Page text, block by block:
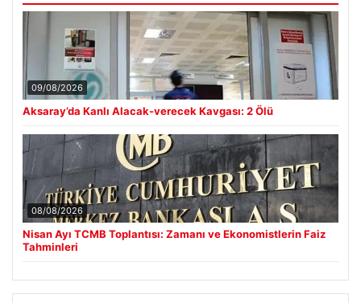
09/08/2026
Aksaray’da Kanlı Alacak-verecek Kavgası: 2 Ölü
08/08/2026
Nisan Ayı TCMB Toplantısı: Zamanı ve Ekonomistlerin Faiz
Tahminleri